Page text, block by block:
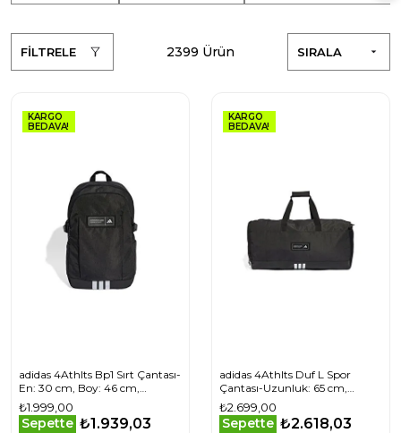
FİLTRELE SIRALA
2399 Ürün
KARGO
BEDAVA!
adidas 4Athlts Bp1 Sırt Çantası-
En: 30 cm, Boy: 46 cm,
Derinlik: 19 cm JL6155 Siyah
₺1.999,00
Sepette ₺1.939,03
KARGO
BEDAVA!
adidas 4Athlts Duf L Spor
Çantası-Uzunluk: 65 cm,
Genişlik: 28 cm, Yükseklik: 33
cm IM5522 Siyah
₺2.699,00
Sepette ₺2.618,03